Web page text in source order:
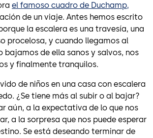
el famoso cuadro de Duchamp,
de un viaje. Antes hemos escrito
la escalera es una travesía, una
procelosa, y cuando llegamos al
bajamos de ella sanos y salvos, nos
y finalmente tranquilos.
de niños en una casa con escalera
¿Se tiene más al subir o al bajar?
aún, a la expectativa de lo que nos
a la sorpresa que nos puede esperar
Se está deseando terminar de